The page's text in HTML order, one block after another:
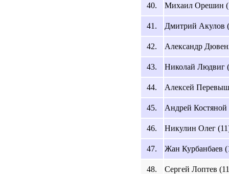
40. Михаил Орешин
41. Дмитрий Акулов
42. Александр
43. Николай Людвиг
44. Алексей
45. Андрей Костяной
46. Никулин Олег
47. Жан Курбанбаев
48. Сергей Лоптев